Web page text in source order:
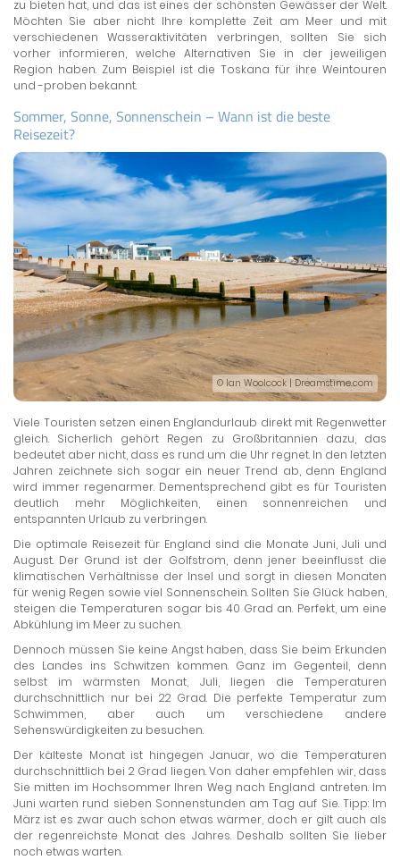
zu bieten hat, und das ist eines der schönsten Gewässer der Welt.
Möchten Sie aber nicht Ihre komplette Zeit am Meer und mit
verschiedenen Wasseraktivitäten verbringen, sollten Sie sich
vorher informieren, welche Alternativen Sie in der jeweiligen
Region haben. Zum Beispiel ist die Toskana für ihre Weintouren
und -proben bekannt.
Sommer, Sonne, Sonnenschein – Wann ist die beste
Reisezeit?
© Ian Woolcock | Dreamstime.com
Viele Touristen setzen einen Englandurlaub direkt mit Regenwetter
gleich. Sicherlich gehört Regen zu Großbritannien dazu, das
bedeutet aber nicht, dass es rund um die Uhr regnet. In den letzten
Jahren zeichnete sich sogar ein neuer Trend ab, denn England
wird immer regenarmer. Dementsprechend gibt es für Touristen
deutlich mehr Möglichkeiten, einen sonnenreichen und
entspannten Urlaub zu verbringen.
Die optimale Reisezeit für England sind die Monate Juni, Juli und
August. Der Grund ist der Golfstrom, denn jener beeinflusst die
klimatischen Verhältnisse der Insel und sorgt in diesen Monaten
für wenig Regen sowie viel Sonnenschein. Sollten Sie Glück haben,
steigen die Temperaturen sogar bis 40 Grad an. Perfekt, um eine
Abkühlung im Meer zu suchen.
Dennoch müssen Sie keine Angst haben, dass Sie beim Erkunden
des Landes ins Schwitzen kommen. Ganz im Gegenteil, denn
selbst im wärmsten Monat, Juli, liegen die Temperaturen
durchschnittlich nur bei 22 Grad. Die perfekte Temperatur zum
Schwimmen, aber auch um verschiedene andere
Sehenswürdigkeiten zu besuchen.
Der kälteste Monat ist hingegen Januar, wo die Temperaturen
durchschnittlich bei 2 Grad liegen. Von daher empfehlen wir, dass
Sie mitten im Hochsommer Ihren Weg nach England antreten. Im
Juni warten rund sieben Sonnenstunden am Tag auf Sie. Tipp: Im
März ist es zwar auch schon etwas wärmer, doch er gilt auch als
der regenreichste Monat des Jahres. Deshalb sollten Sie lieber
noch etwas warten.